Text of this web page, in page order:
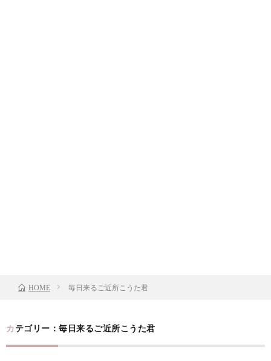
HOME 毎日来るご近所こうた君
カテゴリー：毎日来るご近所こうた君